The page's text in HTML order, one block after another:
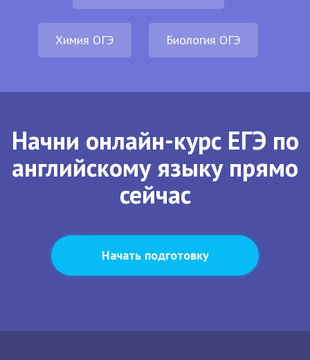
Химия ОГЭ Биология ОГЭ
Начни онлайн-курс ЕГЭ по
английскому языку прямо
сейчас
Начать подготовку